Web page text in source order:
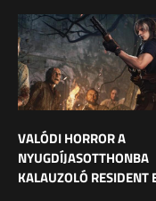
VALÓDI HORROR A
NYUGDÍJASOTTHONBA
KALAUZOLÓ RESIDENT